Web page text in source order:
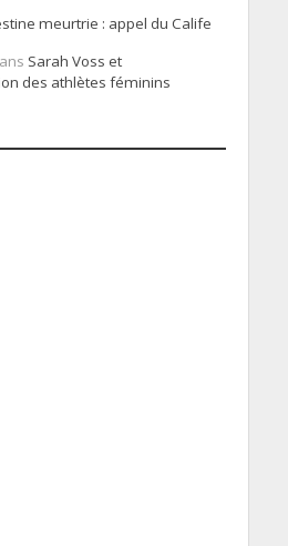
meurtrie : appel du Calife
Sarah Voss et
des athlètes féminins